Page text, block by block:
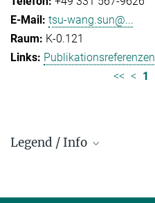
tsu-wang.sun@...
K-0.121
Publikationsreferenzen
<< < 1
Legend / Info